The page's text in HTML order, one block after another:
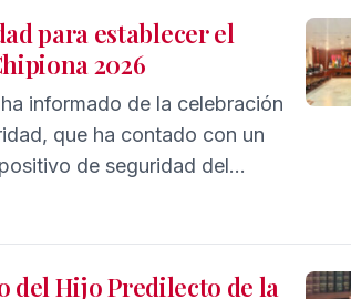
para establecer el
2026
informado de la celebración
que ha contado con un
de seguridad del
del Hijo Predilecto de la